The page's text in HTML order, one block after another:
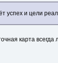
успех и цели
карта